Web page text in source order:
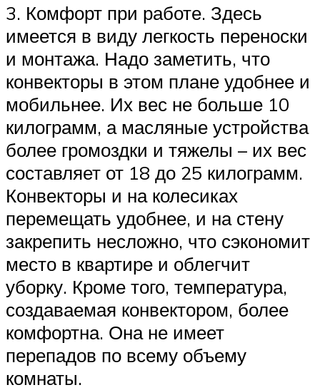
3. Комфорт при работе. Здесь
имеется в виду легкость переноски
и монтажа. Надо заметить, что
конвекторы в этом плане удобнее и
мобильнее. Их вес не больше 10
килограмм, а масляные устройства
более громоздки и тяжелы – их вес
составляет от 18 до 25 килограмм.
Конвекторы и на колесиках
перемещать удобнее, и на стену
закрепить несложно, что сэкономит
место в квартире и облегчит
уборку. Кроме того, температура,
создаваемая конвектором, более
комфортна. Она не имеет
перепадов по всему объему
комнаты.